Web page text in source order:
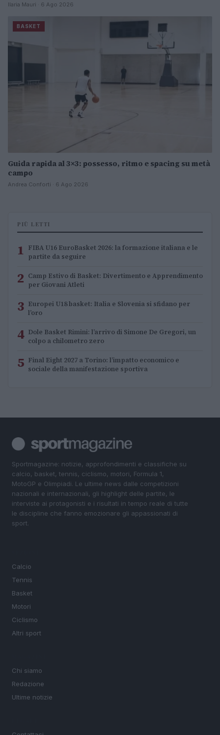
Ilaria Mauri · 6 Ago 2026
BASKET
Guida rapida al 3×3: possesso, ritmo e spacing su metà
campo
Andrea Conforti · 6 Ago 2026
PIÙ LETTI
1 FIBA U16 EuroBasket 2026: la formazione italiana e le
partite da seguire
2 Camp Estivo di Basket: Divertimento e Apprendimento
per Giovani Atleti
3 Europei U18 basket: Italia e Slovenia si sfidano per
l’oro
4 Dole Basket Rimini: l’arrivo di Simone De Gregori, un
colpo a chilometro zero
5 Final Eight 2027 a Torino: l’impatto economico e
sociale della manifestazione sportiva
Sportmagazine: notizie, approfondimenti e classifiche su
calcio, basket, tennis, ciclismo, motori, Formula 1,
MotoGP e Olimpiadi. Le ultime news dalle competizioni
nazionali e internazionali, gli highlight delle partite, le
interviste ai protagonisti e i risultati in tempo reale di tutte
le discipline che fanno emozionare gli appassionati di
sport.
Calcio
Tennis
Basket
Motori
Ciclismo
Altri sport
Chi siamo
Redazione
Ultime notizie